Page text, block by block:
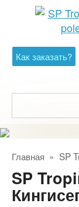
Перейти
Как заказать?
Главная » SP
SP Tropin 10IU SP Labs